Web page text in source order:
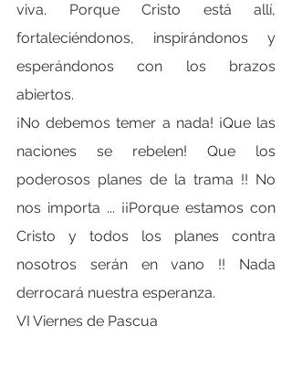
viva. Porque Cristo está allí,
fortaleciéndonos, inspirándonos y
esperándonos con los brazos
abiertos.
¡No debemos temer a nada! ¡Que las
naciones se rebelen! Que los
poderosos planes de la trama !! No
nos importa ... ¡¡Porque estamos con
Cristo y todos los planes contra
nosotros serán en vano !! Nada
derrocará nuestra esperanza.
VI Viernes de Pascua